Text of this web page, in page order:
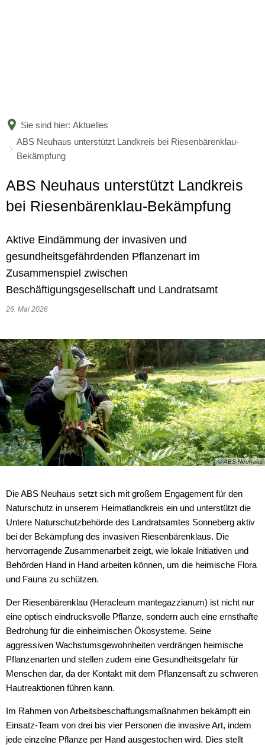
Organigramm
Beauftragte
Mängelmelder
Ratsinformationssystem
Jobcenter
Bürgerservice Thüringen
Jugend und Familie
Soziales und Integration
Gesundheit und
Freizeit und Tourismus
Natur und Umwelt
Förderung von Projekten im
Historisches
Nachrichten
Weitere ehrenamtliche
Kreishaushalt für dieses und
AGATHE-Seniorenberatung
Ausblick auf
Ausbildung und Studium
Sie sind hier: Aktuelles
ABS Neuhaus unterstützt Landkreis bei Riesenbärenklau-
Bekämpfung
ABS Neuhaus unterstützt Landkreis
bei Riesenbärenklau-Bekämpfung
Aktive Eindämmung der invasiven und
gesundheitsgefährdenden Pflanzenart im
Zusammenspiel zwischen
Beschäftigungsgesellschaft und Landratsamt
26. Mai 2026
© ABS Neuhaus
Die ABS Neuhaus setzt sich mit großem Engagement für den
Naturschutz in unserem Heimatlandkreis ein und unterstützt die
Untere Naturschutzbehörde des Landratsamtes Sonneberg aktiv
bei der Bekämpfung des invasiven Riesenbärenklaus. Die
hervorragende Zusammenarbeit zeigt, wie lokale Initiativen und
Behörden Hand in Hand arbeiten können, um die heimische Flora
und Fauna zu schützen.
Der Riesenbärenklau (Heracleum mantegazzianum) ist nicht nur
eine optisch eindrucksvolle Pflanze, sondern auch eine ernsthafte
Bedrohung für die einheimischen Ökosysteme. Seine
aggressiven Wachstumsgewohnheiten verdrängen heimische
Pflanzenarten und stellen zudem eine Gesundheitsgefahr für
Menschen dar, da der Kontakt mit dem Pflanzensaft zu schweren
Hautreaktionen führen kann.
Im Rahmen von Arbeitsbeschaffungsmaßnahmen bekämpft ein
Einsatz-Team von drei bis vier Personen die invasive Art, indem
jede einzelne Pflanze per Hand ausgestochen wird. Dies stellt